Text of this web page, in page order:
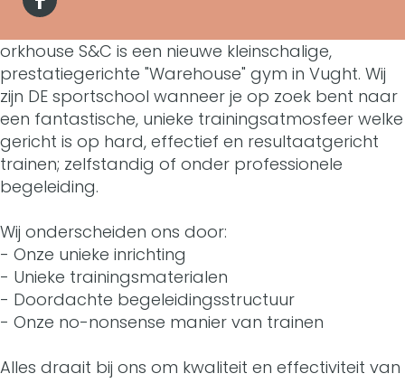
k
H
o
u
s
r
k
H
o
s
e
o
r
k
H
u
s
e
H
o
u
s
e
W
o
r
k
o
u
s
e
F
a
c
e
b
o
o
k
W
o
r
orkhouse S&C is een nieuwe kleinschalige,
prestatiegerichte "Warehouse" gym in Vught. Wij
zijn DE sportschool wanneer je op zoek bent naar
een fantastische, unieke trainingsatmosfeer welke
gericht is op hard, effectief en resultaatgericht
trainen; zelfstandig of onder professionele
begeleiding.
Wij onderscheiden ons door:
- Onze unieke inrichting
- Unieke trainingsmaterialen
- Doordachte begeleidingsstructuur
- Onze no-nonsense manier van trainen
Alles draait bij ons om kwaliteit en effectiviteit van